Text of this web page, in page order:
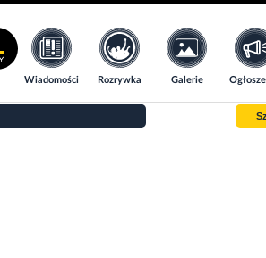
Wiadomości Rozrywka Galerie